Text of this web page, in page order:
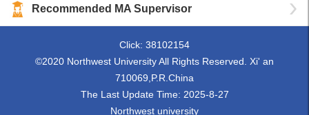
Recommended MA Supervisor
Click: 38102154
©2020 Northwest University All Rights Reserved. Xi' an
710069,P.R.China
The Last Update Time: 2025-8-27
Northwest university